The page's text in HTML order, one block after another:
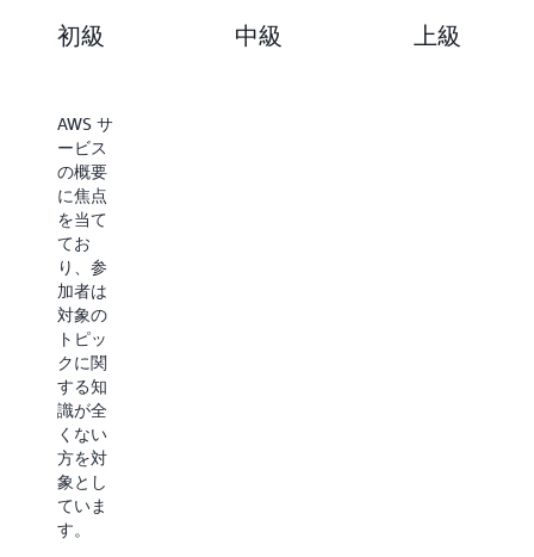
石見 和也
アマゾン ウェブ サービス ジャパン合同会社
ソリューションアーキテクト
初級
AWS サ
ービス
の概要
に焦点
を当て
てお
り、参
加者は
対象の
トピッ
クに関
する知
識が全
くない
方を対
象とし
ていま
す。
中級 上級